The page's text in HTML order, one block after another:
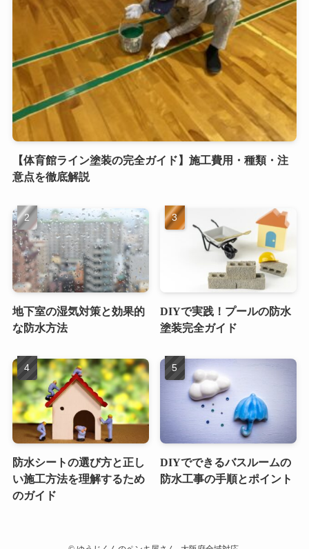
【体育館ライン塗装の完全ガイド】施工費用・種類・注
意点を徹底解説
地下室の湿気対策と効果的
な防水方法
DIYで実践！プールの防水
塗装完全ガイド
防水シートの選び方と正し
い施工方法を理解するため
のガイド
DIYでできるバスルームの
防水工事の手順とポイント